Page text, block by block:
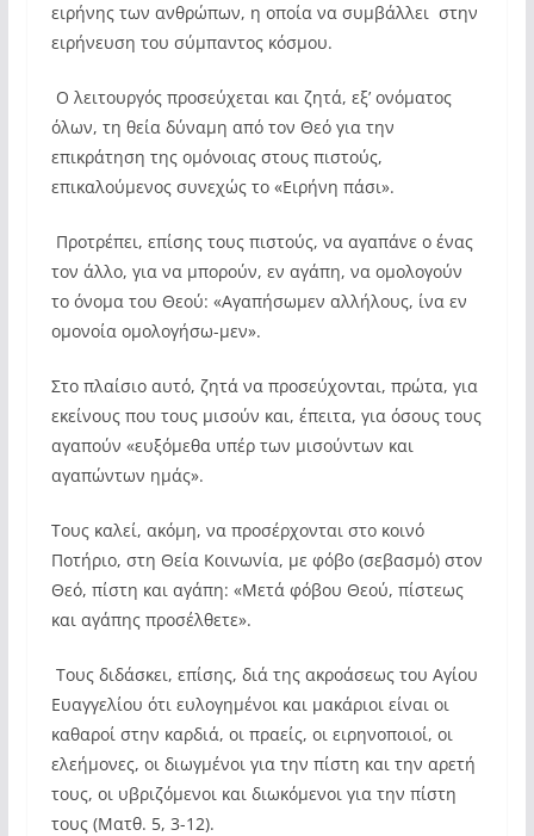
ειρήνης των ανθρώπων, η οποία να συμβάλλει στην
ειρήνευση του σύμπαντος κόσμου.
Ο λειτουργός προσεύχεται και ζητά, εξ’ ονόματος
όλων, τη θεία δύναμη από τον Θεό για την
επικράτηση της ομόνοιας στους πιστούς,
επικαλούμενος συνεχώς το «Ειρήνη πάσι».
Προτρέπει, επίσης τους πιστούς, να αγαπάνε ο ένας
τον άλλο, για να μπορούν, εν αγάπη, να ομολογούν
το όνομα του Θεού: «Αγαπήσωμεν αλλήλους, ίνα εν
ομονοία ομολογήσω-μεν».
Στο πλαίσιο αυτό, ζητά να προσεύχονται, πρώτα, για
εκείνους που τους μισούν και, έπειτα, για όσους τους
αγαπούν «ευξόμεθα υπέρ των μισούντων και
αγαπώντων ημάς».
Τους καλεί, ακόμη, να προσέρχονται στο κοινό
Ποτήριο, στη Θεία Κοινωνία, με φόβο (σεβασμό) στον
Θεό, πίστη και αγάπη: «Μετά φόβου Θεού, πίστεως
και αγάπης προσέλθετε».
Τους διδάσκει, επίσης, διά της ακροάσεως του Αγίου
Ευαγγελίου ότι ευλογημένοι και μακάριοι είναι οι
καθαροί στην καρδιά, οι πραείς, οι ειρηνοποιοί, οι
ελεήμονες, οι διωγμένοι για την πίστη και την αρετή
τους, οι υβριζόμενοι και διωκόμενοι για την πίστη
τους (Ματθ. 5, 3-12).